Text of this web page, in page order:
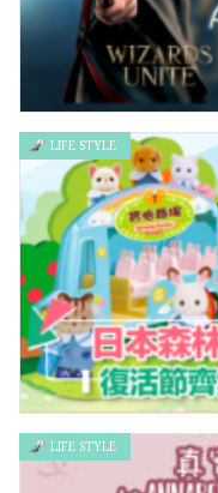
《哈利波特：巫師集結
日本森林家族の樂活莊
LIFE STYLE
LIFE STYLE